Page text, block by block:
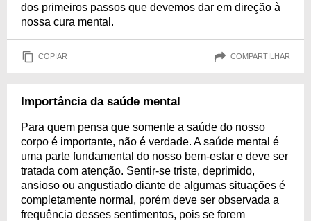
dos primeiros passos que devemos dar em direção à
nossa cura mental.
COPIAR COMPARTILHAR
Importância da saúde mental
Para quem pensa que somente a saúde do nosso
corpo é importante, não é verdade. A saúde mental é
uma parte fundamental do nosso bem-estar e deve ser
tratada com atenção. Sentir-se triste, deprimido,
ansioso ou angustiado diante de algumas situações é
completamente normal, porém deve ser observada a
frequência desses sentimentos, pois se forem